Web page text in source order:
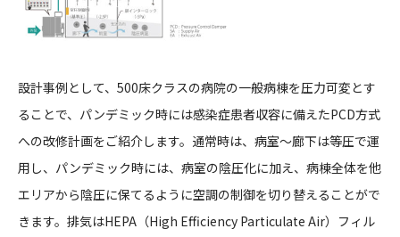
設計事例として、500床クラスの病院の一般病棟を圧力可変とす
ることで、パンデミック時には感染症患者収容に備えたPCD方式
への改修計画をご紹介します。通常時は、病室～廊下は等圧で運
用し、パンデミック時には、病室の陰圧化に加え、病棟全体を他
エリアから陰圧に保てるように空調の制御を切り替えることがで
きます。排気はHEPA（High Efficiency Particulate Air）フィル